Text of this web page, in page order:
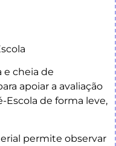
e cheia de
apoiar a avaliação
Escola de forma leve,
permite observar